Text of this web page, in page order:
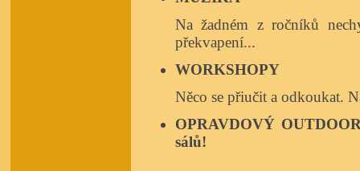
Na žadném z ročníků
překvapení...
WORKSHOPY
Něco se přiučit a odkoukat.
OPRAVDOVÝ
sálů!